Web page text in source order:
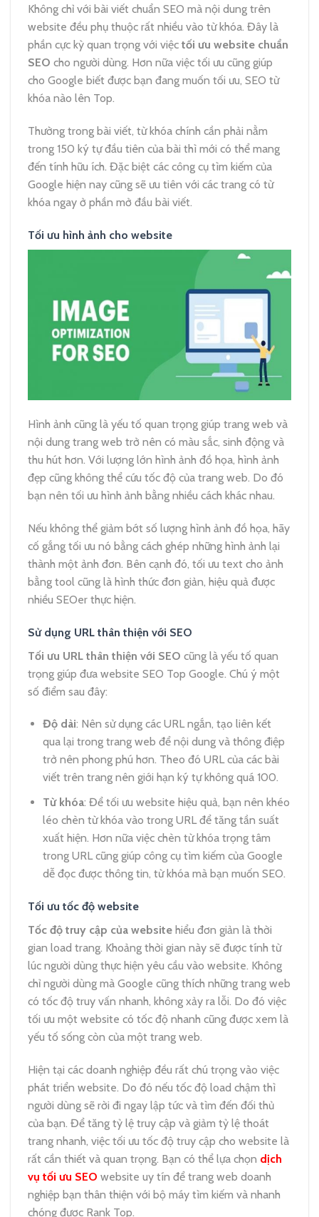
Không chỉ với bài viết chuẩn SEO mà nội dung trên
website đều phụ thuộc rất nhiều vào từ khóa. Đây là
phần cực kỳ quan trọng với việc tối ưu website chuẩn
SEO cho người dùng. Hơn nữa việc tối ưu cũng giúp
cho Google biết được bạn đang muốn tối ưu, SEO từ
khóa nào lên Top.
Thường trong bài viết, từ khóa chính cần phải nằm
trong 150 ký tự đầu tiên của bài thì mới có thể mang
đến tính hữu ích. Đặc biệt các công cụ tìm kiếm của
Google hiện nay cũng sẽ ưu tiên với các trang có từ
khóa ngay ở phần mở đầu bài viết.
Tối ưu hình ảnh cho website
Hình ảnh cũng là yếu tố quan trọng giúp trang web và
nội dung trang web trở nên có màu sắc, sinh động và
thu hút hơn. Với lượng lớn hình ảnh đồ họa, hình ảnh
đẹp cũng không thể cứu tốc độ của trang web. Do đó
bạn nên tối ưu hình ảnh bằng nhiều cách khác nhau.
Nếu không thể giảm bớt số lượng hình ảnh đồ họa, hãy
cố gắng tối ưu nó bằng cách ghép những hình ảnh lại
thành một ảnh đơn. Bên cạnh đó, tối ưu text cho ảnh
bằng tool cũng là hình thức đơn giản, hiệu quả được
nhiều SEOer thực hiện.
Sử dụng URL thân thiện với SEO
Tối ưu URL thân thiện với SEO cũng là yếu tố quan
trọng giúp đưa website SEO Top Google. Chú ý một
số điểm sau đây:
Độ dài: Nên sử dụng các URL ngắn, tạo liên kết
qua lại trong trang web để nội dung và thông điệp
trở nên phong phú hơn. Theo đó URL của các bài
viết trên trang nên giới hạn ký tự không quá 100.
Từ khóa: Để tối ưu website hiệu quả, bạn nên khéo
léo chèn từ khóa vào trong URL để tăng tần suất
xuất hiện. Hơn nữa việc chèn từ khóa trọng tâm
trong URL cũng giúp công cụ tìm kiếm của Google
dễ đọc được thông tin, từ khóa mà bạn muốn SEO.
Tối ưu tốc độ website
Tốc độ truy cập của website hiểu đơn giản là thời
gian load trang. Khoảng thời gian này sẽ được tính từ
lúc người dùng thực hiện yêu cầu vào website. Không
chỉ người dùng mà Google cũng thích những trang web
có tốc độ truy vấn nhanh, không xảy ra lỗi. Do đó việc
tối ưu một website có tốc độ nhanh cũng được xem là
yếu tố sống còn của một trang web.
Hiện tại các doanh nghiệp đều rất chú trọng vào việc
phát triển website. Do đó nếu tốc độ load chậm thì
người dùng sẽ rời đi ngay lập tức và tìm đến đối thủ
của bạn. Để tăng tỷ lệ truy cập và giảm tỷ lệ thoát
trang nhanh, việc tối ưu tốc độ truy cập cho website là
rất cần thiết và quan trọng. Bạn có thể lựa chọn dịch
vụ tối ưu SEO website uy tín để trang web doanh
nghiệp bạn thân thiện với bộ máy tìm kiếm và nhanh
chóng được Rank Top.